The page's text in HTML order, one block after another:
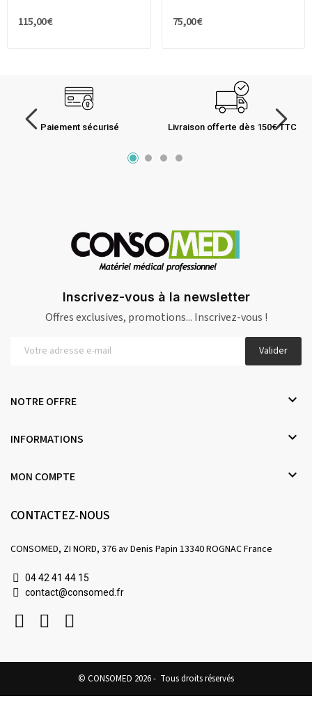
115,00 € 75,00 €
Paiement sécurisé Livraison offerte dès 150€ TTC
Inscrivez-vous à la newsletter
Offres exclusives, promotions... Inscrivez-vous !
Valider
NOTRE OFFRE 
INFORMATIONS 
MON COMPTE 
CONTACTEZ-NOUS
CONSOMED, ZI NORD, 376 av Denis Papin 13340 ROGNAC France
04 42 41 44 15
contact@consomed.fr
© CONSOMED 2026 - Tous droits réservés